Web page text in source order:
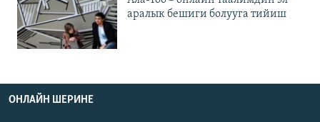
аралык бешиги болууга тийиш
ОНЛАЙН ШЕРИНЕ